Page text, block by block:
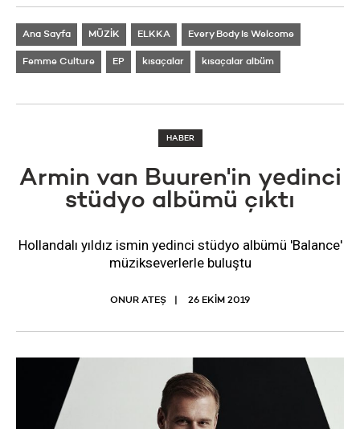
Ana Sayfa MÜZİK ELKKA Every Body Is Welcome
Femme Culture EP kısaçalar kısaçalar albüm
HABER
Armin van Buuren'in yedinci
stüdyo albümü çıktı
Hollandalı yıldız ismin yedinci stüdyo albümü 'Balance'
müzikseverlerle buluştu
ONUR ATEŞ 26 EKIM 2019